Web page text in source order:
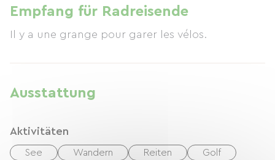
* chambre 2 lits…..€ 50
* chambre 4 lits…..€ 85
* chambre 8 lits…..€ 150
Empfang für Radreisende
Il y a une grange pour garer les vélos.
Ausstattung
Aktivitäten
See Wandern Reiten Golf